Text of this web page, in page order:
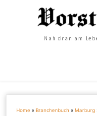
Nah dran am
Home »Branchenbuch »Marburg